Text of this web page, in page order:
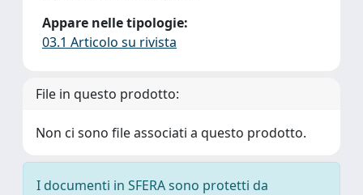
Appare nelle tipologie:
03.1 Articolo su rivista
File in questo prodotto:
Non ci sono file associati a questo prodotto.
I documenti in SFERA sono protetti da